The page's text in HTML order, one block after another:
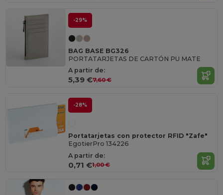
-29%
BAG BASE BG326
PORTATARJETAS DE CARTÓN PU MATE
A partir de:
5,39 €7,60 €
-28%
Portatarjetas con protector RFID "Zafe"
EgotierPro 134226
A partir de:
0,71 €1,00 €